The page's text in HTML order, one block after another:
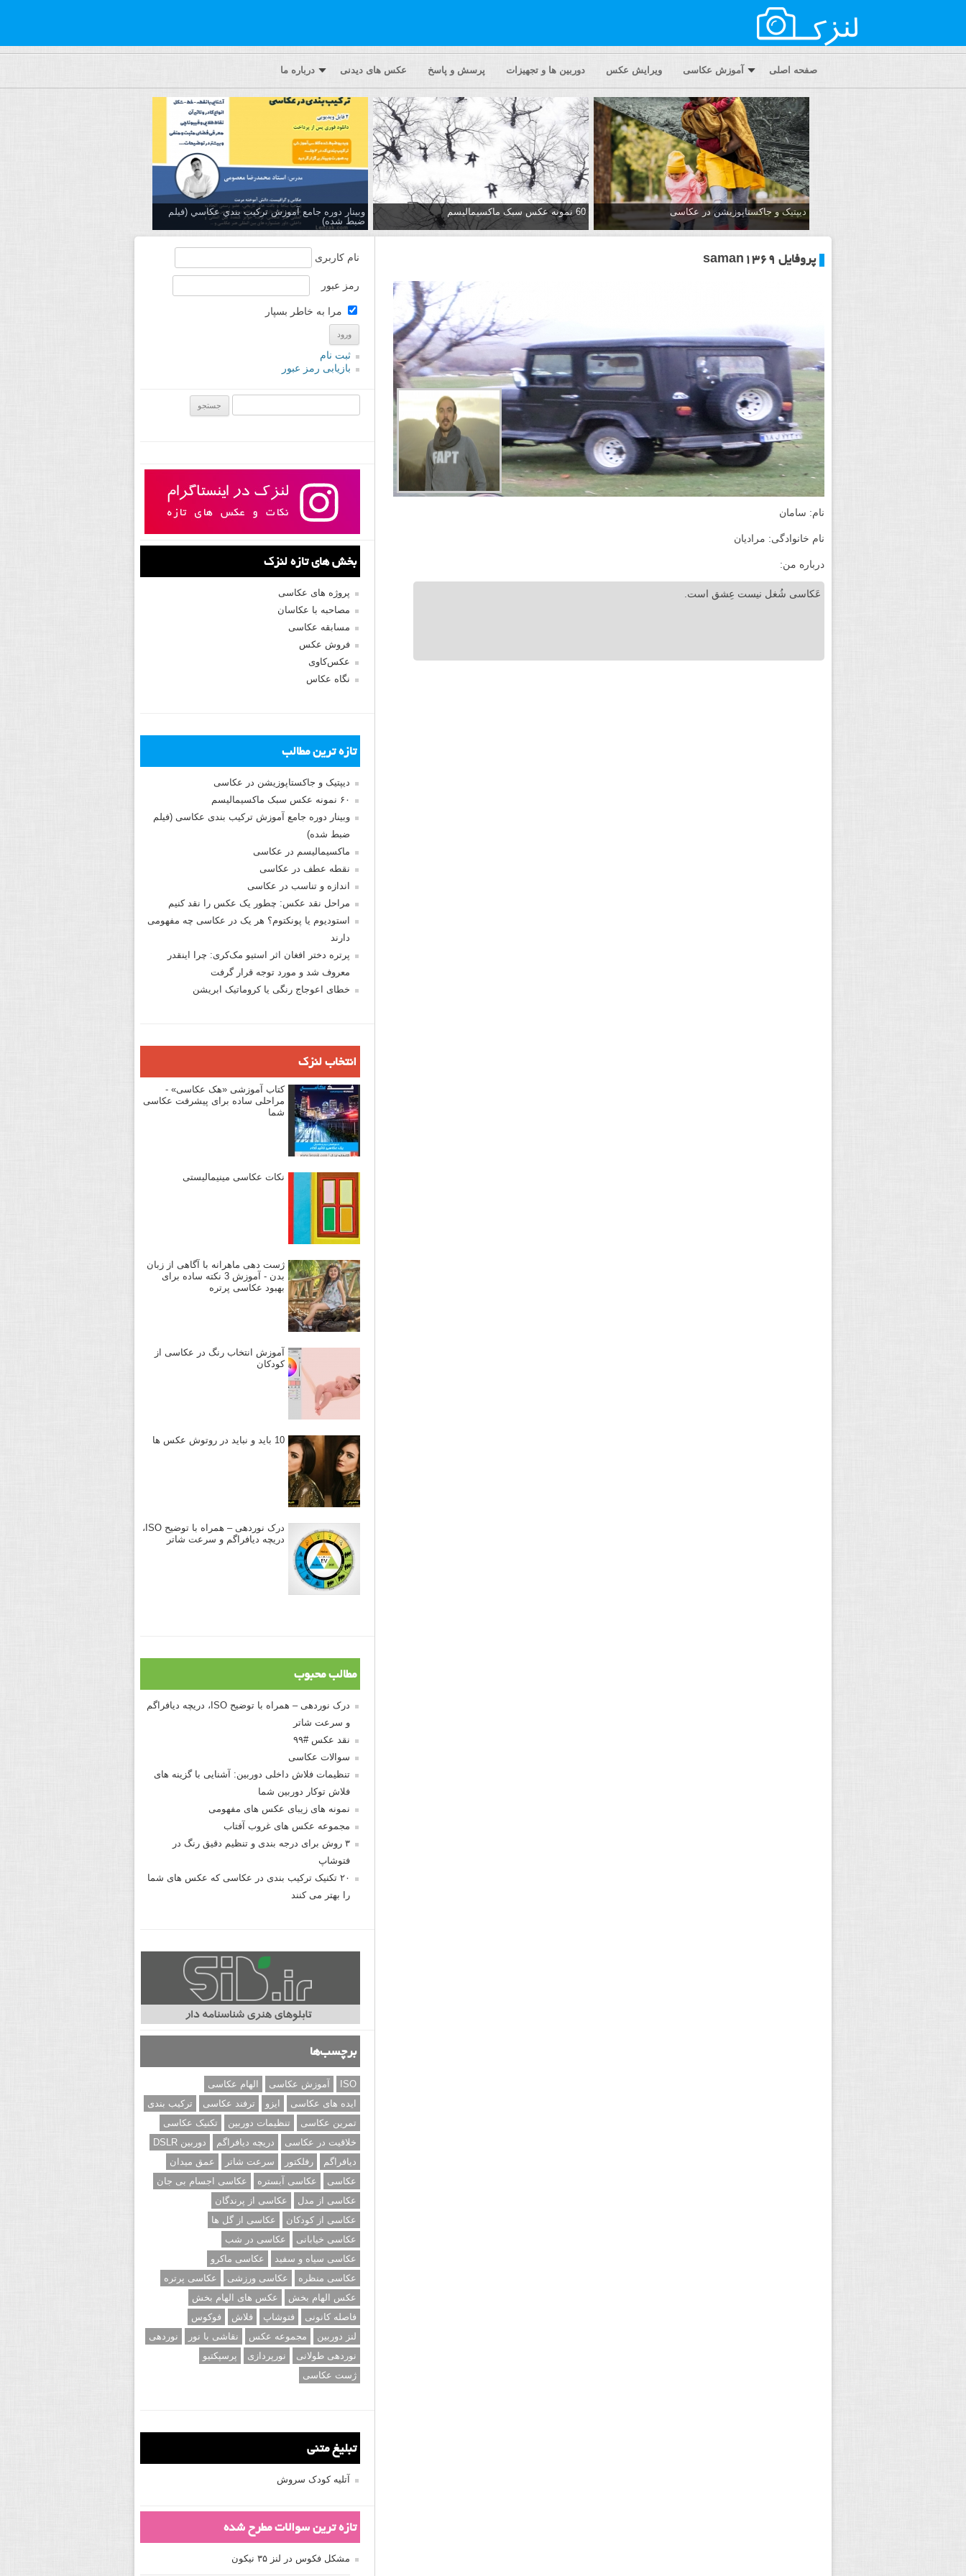
صفحه اصلی آموزش عکاسی ویرایش عکس دوربین ها و تجهیزات پرسش و پاسخ عکس های دیدنی درباره ما
دیپتیک و جاکستا‌پوزیشن در عکاسی 60 نمونه عکس سبک ماکسیمالیسم
وبینار دوره جامع آموزش تركيب بندي عكاسي (فیلم
ضبط شده)
پروفایل saman1369
نام: سامان
نام خانوادگی: مرادیان
درباره من:
عَکاسی شُغل نیست عِشق است.
نام کاربری
رمز عبور
مرا به خاطر بسپار
ثبت نام
بازیابی رمز عبور
بخش های تازه لنزک
پروژه های عکاسی
مصاحبه با عکاسان
مسابقه عکاسی
فروش عکس
عکس‌کاوی
نگاه عکاس
تازه ترین مطالب
دیپتیک و جاکستا‌پوزیشن در عکاسی
۶۰ نمونه عکس سبک ماکسیمالیسم
وبینار دوره جامع آموزش ترکیب بندی عکاسی (فیلم
ضبط شده)
ماکسیمالیسم در عکاسی
نقطه عطف در عکاسی
اندازه و تناسب در عکاسی
مراحل نقد عکس: چطور یک عکس را نقد کنیم
استودیوم یا پونکتوم؟ هر یک در عکاسی چه مفهومی
دارند
پرتره دختر افغان اثر استیو مک‌کری: چرا اینقدر
معروف شد و مورد توجه قرار گرفت
خطای اعوجاج رنگی یا کروماتیک ابریشن
انتخاب لنزک
کتاب آموزشی «هک عکاسی» -
مراحلی ساده برای پیشرفت عکاسی
شما
نکات عکاسی مینیمالیستی
ژست دهی ماهرانه با آگاهی از زبان
بدن - آموزش 3 نکته ساده برای
بهبود عکاسی پرتره
آموزش انتخاب رنگ در عکاسی از
کودکان
10 باید و نباید در روتوش عکس ها
درک نوردهی – همراه با توضیح ISO،
دریچه دیافراگم و سرعت شاتر
مطالب محبوب
درک نوردهی – همراه با توضیح ISO، دریچه دیافراگم
و سرعت شاتر
نقد عکس #۹۹
سوالات عکاسی
تنظیمات فلاش داخلی دوربین: آشنایی با گزینه های
فلاش توکار دوربین شما
نمونه های زیبای عکس های مفهومی
مجموعه عکس های غروب آفتاب
۳ روش برای درجه بندی و تنظیم دقیق رنگ در
فتوشاپ
۲۰ تکنیک ترکیب بندی در عکاسی که عکس های شما
را بهتر می کنند
برچسب‌ها
ISO آموزش عکاسی
الهام عکاسی
ایده های عکاسی
ایزو ترفند عکاسی
ترکیب بندی
تمرین عکاسی
تنظیمات دوربین
تکنیک عکاسی
خلاقیت در عکاسی
دریچه دیافراگم
دوربین DSLR
دیافراگم
رفلکتور سرعت شاتر
عمق میدان
عکاسی
عکاسی آبستره
عکاسی اجسام بی جان
عکاسی از مدل
عکاسی از پرندگان
عکاسی از کودکان
عکاسی از گل ها
عکاسی خیابانی
عکاسی در شب
عکاسی سیاه و سفید
عکاسی ماکرو
عکاسی منظره
عکاسی ورزشی
عکاسی پرتره
عکس الهام بخش
عکس های الهام بخش
فاصله کانونی
فتوشاپ فلاش
فوکوس
لنز دوربین
مجموعه عکس نقاشی با نور
نوردهی
نوردهی طولانی
نورپردازی
پرسپکتیو
ژست عکاسی
تبلیغ متنی
آتلیه کودک سروش
تازه ترین سوالات مطرح شده
مشکل فکوس در لنز ۳۵ نیکون